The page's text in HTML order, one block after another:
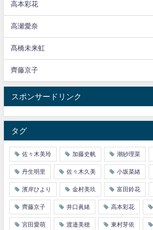
高本彩花
高瀬愛奈
髙橋未来虹
齊藤京子
スポンサードリンク
タグ
佐々木美玲 加藤史帆 潮紗理菜
丹生明里 佐々木久美 小坂菜緒
濱岸ひより 金村美玖 富田鈴花
齊藤京子 井口眞緒 高本彩花
宮田愛萌 渡邉美穂 東村芽依